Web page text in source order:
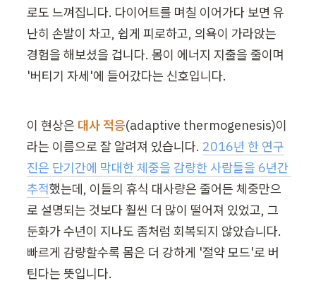
로도 느껴집니다. 다이어트를 며칠 이어가다 보면 유
난히 손발이 차고, 쉽게 피로하고, 의욕이 가라앉는
경험을 해보셨을 겁니다. 몸이 에너지 지출을 줄이며
'버티기 자세'에 들어갔다는 신호입니다.
이 현상은 대사 적응(adaptive thermogenesis)이
라는 이름으로 잘 알려져 있습니다. 2016년 한 연구
진은 단기간에 막대한 체중을 감량한 사람들을 6년간
추적했는데, 이들의 휴식 대사량은 줄어든 체중만으
로 설명되는 것보다 훨씬 더 많이 떨어져 있었고, 그
둔화가 수년이 지나도 좀처럼 회복되지 않았습니다.
빠르게 감량할수록 몸은 더 강하게 '절약 모드'로 버
틴다는 뜻입니다.